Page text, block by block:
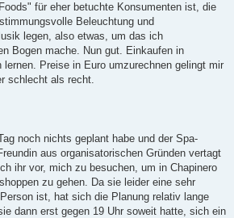
für eher betuchte Konsumenten ist, die
Beleuchtung und
legen, also etwas, um das ich
Bogen mache. Nun gut. Einkaufen in
lernen. Preise in Euro umzurechnen gelingt mir
schlecht als recht.
noch nichts geplant habe und der Spa-
aus organisatorischen Gründen vertagt
ihr vor, mich zu besuchen, um in Chapinero
zu gehen. Da sie leider eine sehr
ist, hat sich die Planung relativ lange
dann erst gegen 19 Uhr soweit hatte, sich ein